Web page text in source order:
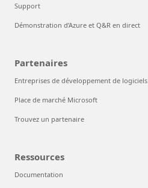
Support
Démonstration d’Azure et Q&R en direct
Partenaires
Entreprises de développement de logiciels
Place de marché Microsoft
Trouvez un partenaire
Ressources
Documentation